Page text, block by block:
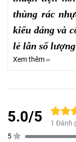
thùng rác
kiểu dáng và
lẻ lẫn số
Xem thêm ››
5.0/5
1 Đánh
5